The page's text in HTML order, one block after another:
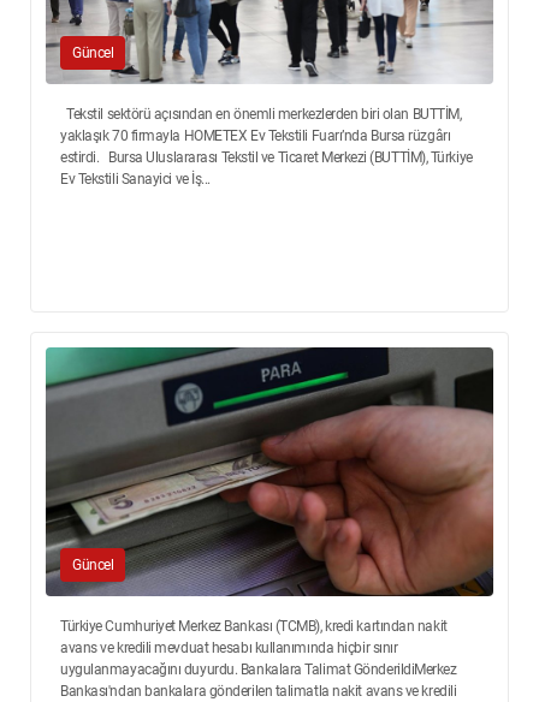
Güncel
Tekstil sektörü açısından en önemli merkezlerden biri olan BUTTİM,
yaklaşık 70 firmayla HOMETEX Ev Tekstili Fuarı’nda Bursa rüzgârı
estirdi. Bursa Uluslararası Tekstil ve Ticaret Merkezi (BUTTİM), Türkiye
Ev Tekstili Sanayici ve İş...
Güncel
Türkiye Cumhuriyet Merkez Bankası (TCMB), kredi kartından nakit
avans ve kredili mevduat hesabı kullanımında hiçbir sınır
uygulanmayacağını duyurdu. Bankalara Talimat GönderildiMerkez
Bankası'ndan bankalara gönderilen talimatla nakit avans ve kredili